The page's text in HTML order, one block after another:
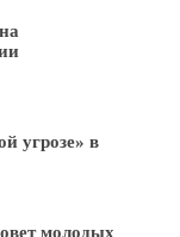
угрозе» в
молодых